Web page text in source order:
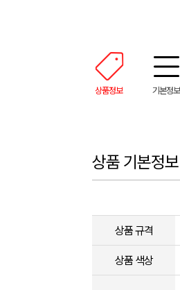
상품정보 기본정보
상품 기본정보
상품 규격
상품 색상